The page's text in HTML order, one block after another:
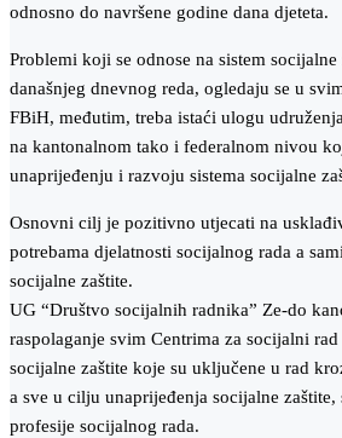
odnosno do navršene godine dana djeteta.
Problemi koji se odnose na sistem socijalne
današnjeg dnevnog reda, ogledaju se u
FBiH, međutim, treba istaći ulogu
na kantonalnom tako i federalnom nivou
unaprijeđenju i razvoju sistema socijalne
Osnovni cilj je pozitivno utjecati na
potrebama djelatnosti socijalnog rada a
socijalne zaštite.
UG “Društvo socijalnih radnika” Ze-do
raspolaganje svim Centrima za socijalni
socijalne zaštite koje su uključene u rad
a sve u cilju unaprijeđenja socijalne
profesije socijalnog rada.